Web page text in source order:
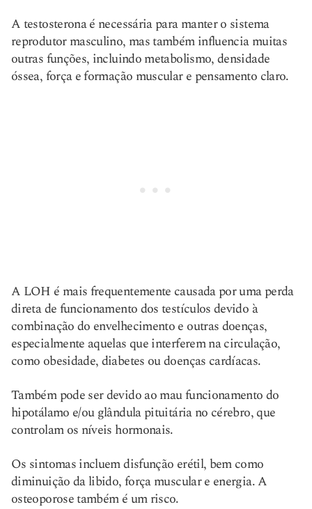
A testosterona é necessária para manter o sistema
reprodutor masculino, mas também influencia muitas
outras funções, incluindo metabolismo, densidade
óssea, força e formação muscular e pensamento claro.
A LOH é mais frequentemente causada por uma perda
direta de funcionamento dos testículos devido à
combinação do envelhecimento e outras doenças,
especialmente aquelas que interferem na circulação,
como obesidade, diabetes ou doenças cardíacas.
Também pode ser devido ao mau funcionamento do
hipotálamo e/ou glândula pituitária no cérebro, que
controlam os níveis hormonais.
Os sintomas incluem disfunção erétil, bem como
diminuição da libido, força muscular e energia. A
osteoporose também é um risco.